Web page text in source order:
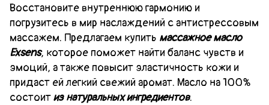
Восстановите внутреннюю гармонию и
погрузитесь в мир наслаждений с антистрессовым
массажем. Предлагаем купить массажное масло
Exsens, которое поможет найти баланс чувств и
эмоций, а также повысит эластичность кожи и
придаст ей легкий свежий аромат. Масло на 100%
состоитиз натуральных ингредиентов.